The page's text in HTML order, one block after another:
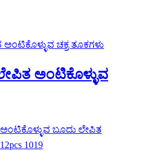
ಅಂಟಿಕೊಳ್ಳುವ